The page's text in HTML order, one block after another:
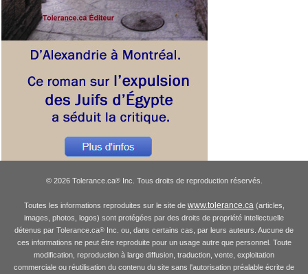
© 2026 Tolerance.ca®Inc. Tous droits de reproduction réservés.
Toutes les informations reproduites sur le site de www.tolerance.ca(articles,
images, photos, logos) sont protégées par des droits de propriété intellectuelle
détenus par Tolerance.ca® Inc. ou, dans certains cas, par leurs auteurs. Aucune de
ces informations ne peut être reproduite pour un usage autre que personnel. Toute
modification, reproduction à large diffusion, traduction, vente, exploitation
commerciale ou réutilisation du contenu du site sans l'autorisation préalable écrite de